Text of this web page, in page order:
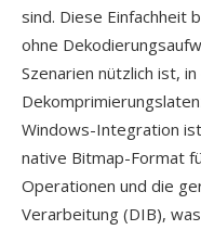
sind. Diese Einfachheit
ohne
Szenarien nützlich ist,
Windows-Integration
native Bitmap-Format
Operationen und die
Verarbeitung (DIB),